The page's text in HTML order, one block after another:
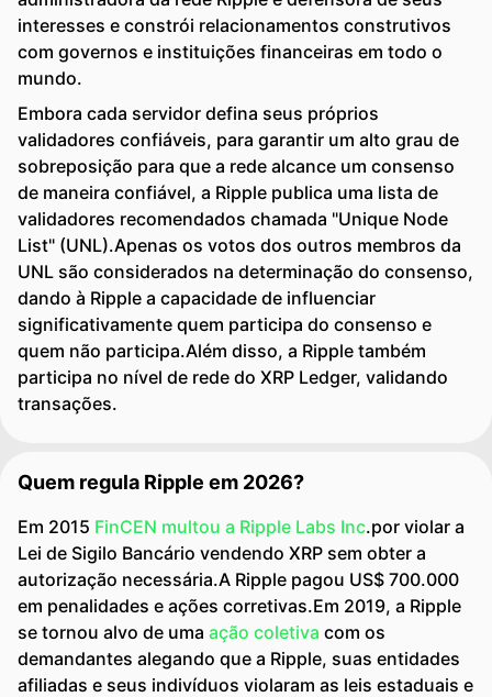
interesses e constrói relacionamentos construtivos
com governos e instituições financeiras em todo o
mundo.
Embora cada servidor defina seus próprios
validadores confiáveis, para garantir um alto grau de
sobreposição para que a rede alcance um consenso
de maneira confiável, a Ripple publica uma lista de
validadores recomendados chamada "Unique Node
List" (UNL).Apenas os votos dos outros membros da
UNL são considerados na determinação do consenso,
dando à Ripple a capacidade de influenciar
significativamente quem participa do consenso e
quem não participa.Além disso, a Ripple também
participa no nível de rede do XRP Ledger, validando
transações.
Quem regula Ripple em 2026?
Em 2015 FinCEN multou a Ripple Labs Inc.por violar a
Lei de Sigilo Bancário vendendo XRP sem obter a
autorização necessária.A Ripple pagou US$ 700.000
em penalidades e ações corretivas.Em 2019, a Ripple
se tornou alvo de uma ação coletiva com os
demandantes alegando que a Ripple, suas entidades
afiliadas e seus indivíduos violaram as leis estaduais e